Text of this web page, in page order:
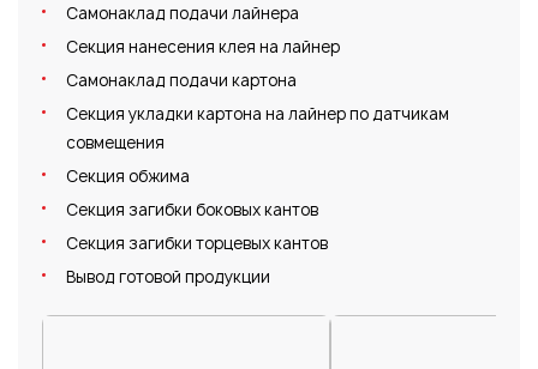
Самонаклад подачи лайнера
Секция нанесения клея на лайнер
Самонаклад подачи картона
Секция укладки картона на лайнер по датчикам
совмещения
Секция обжима
Секция загибки боковых кантов
Секция загибки торцевых кантов
Вывод готовой продукции